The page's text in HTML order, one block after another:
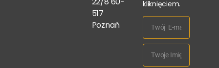
517
Poznań
kliknięciem.